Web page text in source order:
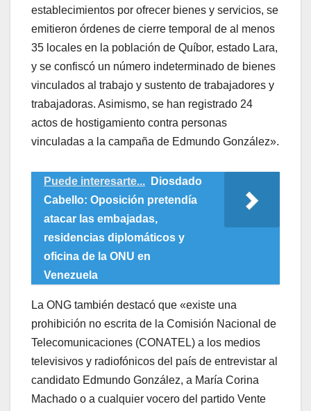
establecimientos por ofrecer bienes y servicios, se
emitieron órdenes de cierre temporal de al menos
35 locales en la población de Quíbor, estado Lara,
y se confiscó un número indeterminado de bienes
vinculados al trabajo y sustento de trabajadores y
trabajadoras. Asimismo, se han registrado 24
actos de hostigamiento contra personas
vinculadas a la campaña de Edmundo González».
Puede interesarte...
Diosdado
Cabello: Oposición pretendía
atacar las embajadas,
residencias diplomáticos y
oficina de la ONU en
Venezuela
La ONG también destacó que «existe una
prohibición no escrita de la Comisión Nacional de
Telecomunicaciones (CONATEL) a los medios
televisivos y radiofónicos del país de entrevistar al
candidato Edmundo González, a María Corina
Machado o a cualquier vocero del partido Vente